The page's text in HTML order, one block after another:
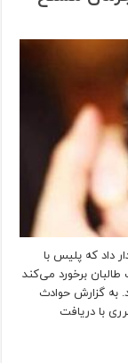
داد که پلیس با
برخورد می‌کند
به گزارش حوادث
با دریافت